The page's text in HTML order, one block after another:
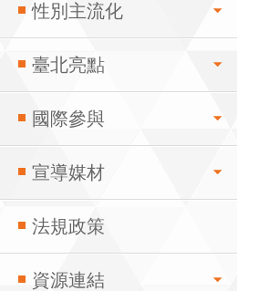
性別主流化
臺北亮點
國際參與
宣導媒材
法規政策
資源連結